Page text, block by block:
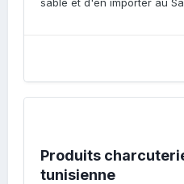
Produits
tunisienne